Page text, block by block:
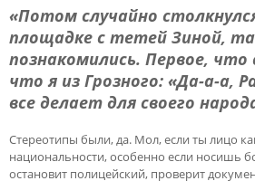
«Потом случайно
площадке с тетей Зиной,
познакомились. Первое, что
что я из Грозного: «Да-а-а,
все делает для своего
Стереотипы были, да. Мол, если ты лицо
национальности, особенно если носишь
остановит полицейский, проверит